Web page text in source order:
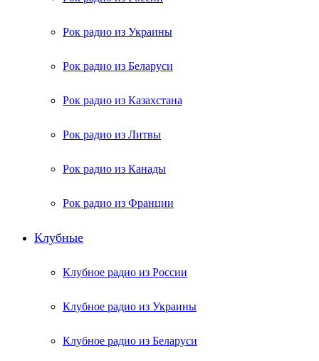
Рок радио из Украины
Рок радио из Беларуси
Рок радио из Казахстана
Рок радио из Литвы
Рок радио из Канады
Рок радио из Франции
Клубные
Клубное радио из России
Клубное радио из Украины
Клубное радио из Беларуси